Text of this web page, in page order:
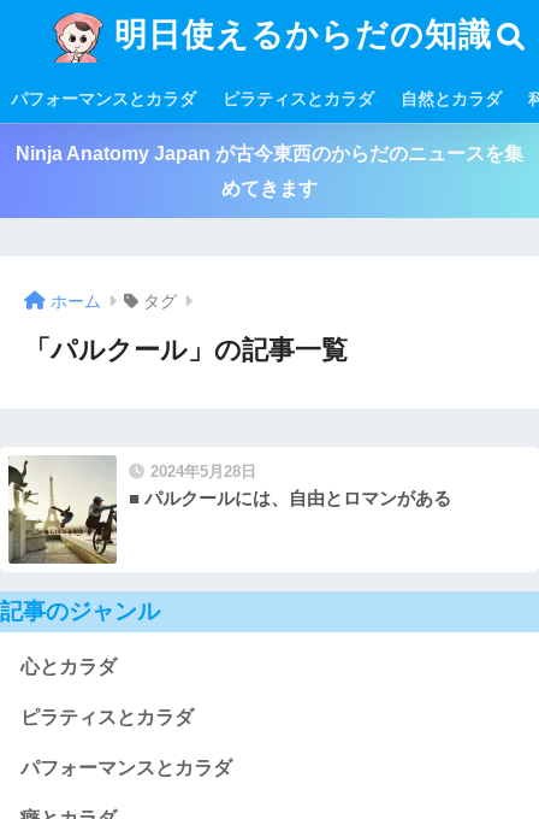
明日使えるからだの知識
パフォーマンスとカラダ ピラティスとカラダ 自然とカラダ
Ninja Anatomy Japan が古今東西のからだのニュースを集
めてきます
ホーム タグ
「パルクール」の記事一覧
2024年5月28日
■ パルクールには、自由とロマンがある
記事のジャンル
心とカラダ
ピラティスとカラダ
パフォーマンスとカラダ